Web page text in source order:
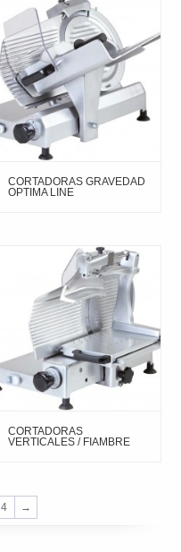
CORTADORAS GRAVEDAD
OPTIMA LINE
CORTADORAS
VERTICALES / FIAMBRE
4 →